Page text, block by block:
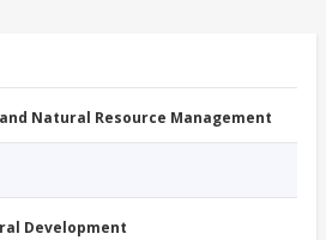
Natural Resource Management
Development